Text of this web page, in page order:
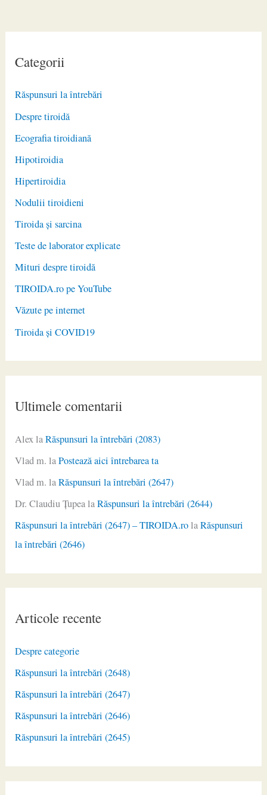
Categorii
Răspunsuri la întrebări
Despre tiroidă
Ecografia tiroidiană
Hipotiroidia
Hipertiroidia
Nodulii tiroidieni
Tiroida și sarcina
Teste de laborator explicate
Mituri despre tiroidă
TIROIDA.ro pe YouTube
Văzute pe internet
Tiroida și COVID19
Ultimele comentarii
AlexlaRăspunsuri la întrebări (2083)
Vlad m. laPostează aici întrebarea ta
Vlad m. laRăspunsuri la întrebări (2647)
Dr. Claudiu ŢupealaRăspunsuri la întrebări (2644)
Răspunsuri la întrebări (2647) – TIROIDA.rolaRăspunsuri
la întrebări (2646)
Articole recente
Despre categorie
Răspunsuri la întrebări (2648)
Răspunsuri la întrebări (2647)
Răspunsuri la întrebări (2646)
Răspunsuri la întrebări (2645)